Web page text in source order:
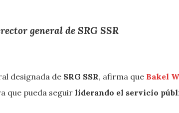
general de SRG SSR
designada de SRG SSR, afirma que Bakel
que pueda seguir liderando el servicio